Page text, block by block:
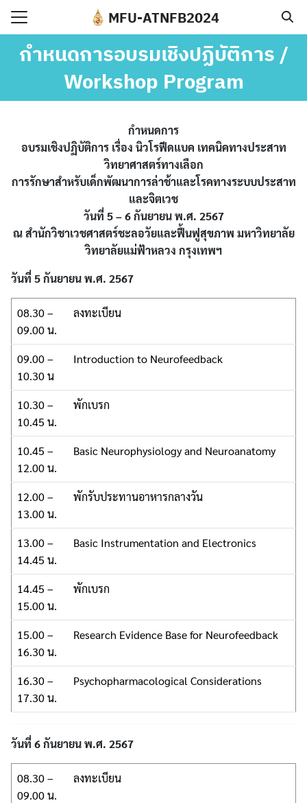
Skip
content
MFU-ATNFB2024
Search
for:
กำหนดการอบรมเชิงปฏิบัติการ /
Workshop Program
กำหนดการ
อบรมเชิงปฏิบัติการ เรื่อง นิวโรฟีดแบค เทคนิคทางประสาท
วิทยาศาสตร์ทางเลือก
การรักษาสำหรับเด็กพัฒนาการล่าช้าและโรคทางระบบประสาท
และจิตเวช
วันที่ 5 – 6 กันยายน พ.ศ. 2567
ณ สำนักวิชาเวชศาสตร์ชะลอวัยและฟื้นฟูสุขภาพ มหาวิทยาลัย
วิทยาลัยแม่ฟ้าหลวง กรุงเทพฯ
วันที่ 5 กันยายน พ.ศ. 2567
08.30 –
09.00 น.
ลงทะเบียน
09.00 –
10.30 น
Introduction to Neurofeedback
10.30 –
10.45 น.
พักเบรก
10.45 –
12.00 น.
Basic Neurophysiology and Neuroanatomy
12.00 –
13.00 น.
พักรับประทานอาหารกลางวัน
13.00 –
14.45 น.
Basic Instrumentation and Electronics
14.45 –
15.00 น.
พักเบรก
15.00 –
16.30 น.
Research Evidence Base for Neurofeedback
16.30 –
17.30 น.
Psychopharmacological Considerations
วันที่ 6 กันยายน พ.ศ. 2567
08.30 –
09.00 น.
ลงทะเบียน